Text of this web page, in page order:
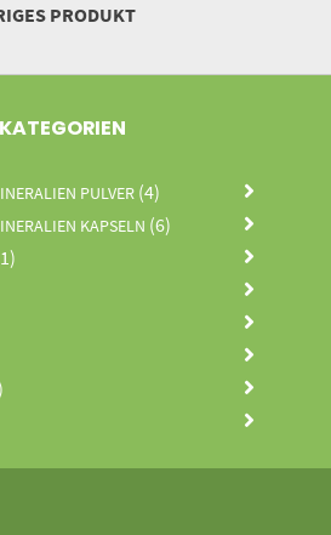
PRODUKT
PULVER (4)
KAPSELN (6)